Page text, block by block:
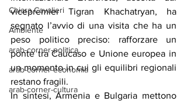
Chiara Cavalieri
Ambiente
arab-corner-politica
arab-corner-economia
arab-corner-cultura
vicepremier Tigran Khachatryan, ha
segnato l’avvio di una visita che ha un
peso politico preciso: rafforzare un
ponte tra Caucaso e Unione europea in
un momento in cui gli equilibri regionali
restano fragili.
In sintesi, Armenia e Bulgaria mettono